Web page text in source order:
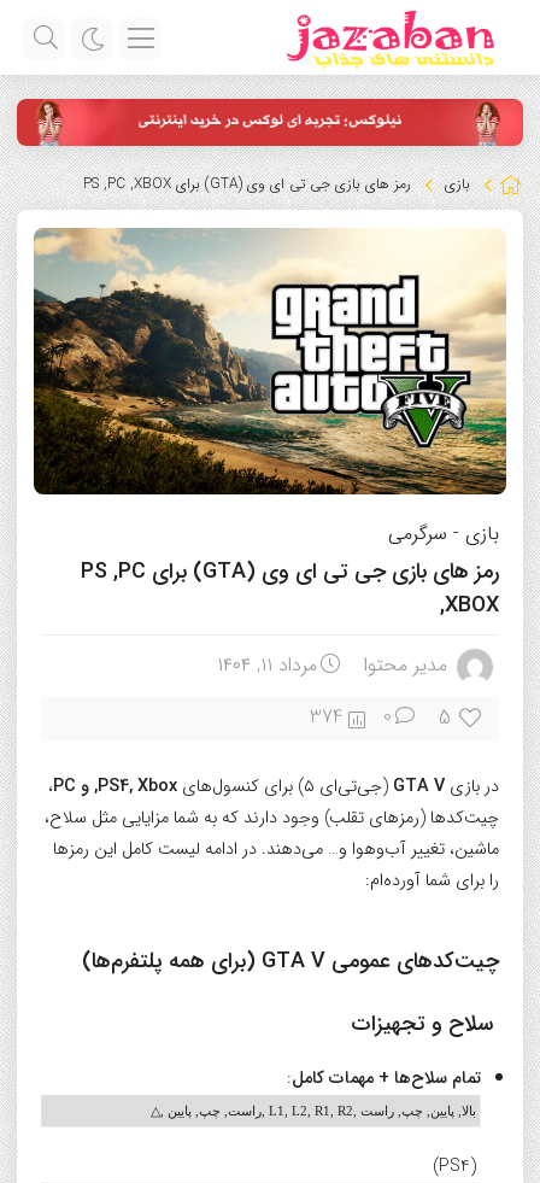
بازی رمز های بازی جی تی ای وی (GTA) برای PS ,PC ,XBOX
بازی - سرگرمی
رمز های بازی جی تی ای وی (GTA) برای PS ,PC
,XBOX
مدیر محتوا مرداد ۱۱, ۱۴۰۴
5
0
374
در بازی GTA V (جی‌تی‌ای ۵) برای کنسول‌های PS4, Xbox, و PC
،
چیت‌کدها (رمزهای تقلب) وجود دارند که به شما مزایایی مثل سلاح،
ماشین، تغییر آب‌وهوا و… می‌دهند. در ادامه لیست کامل این رمزها
را برای شما آورده‌ام:
چیت‌کدهای عمومی GTA V (برای همه پلتفرم‌ها)
سلاح و تجهیزات
تمام سلاح‌ها + مهمات کامل:
△, راست, چپ, پایین, L1, L2, R1, R2, بالا, پایین, چپ, راست
(PS4)